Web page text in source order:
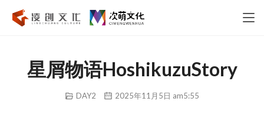
星屑物语HoshikuzuStory
DAY2 2025年11月5日 am5:55